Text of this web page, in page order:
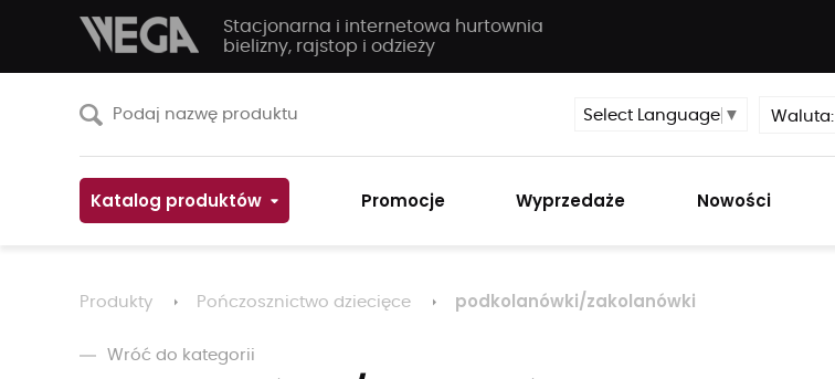
Stacjonarna i internetowa hurtownia
bielizny, rajstop i odzieży
Select Language ▼ Waluta:
Katalog produktów Promocje Wyprzedaże Nowości
Produkty Pończosznictwo dziecięce podkolanówki/zakolanówki
Wróć do kategorii